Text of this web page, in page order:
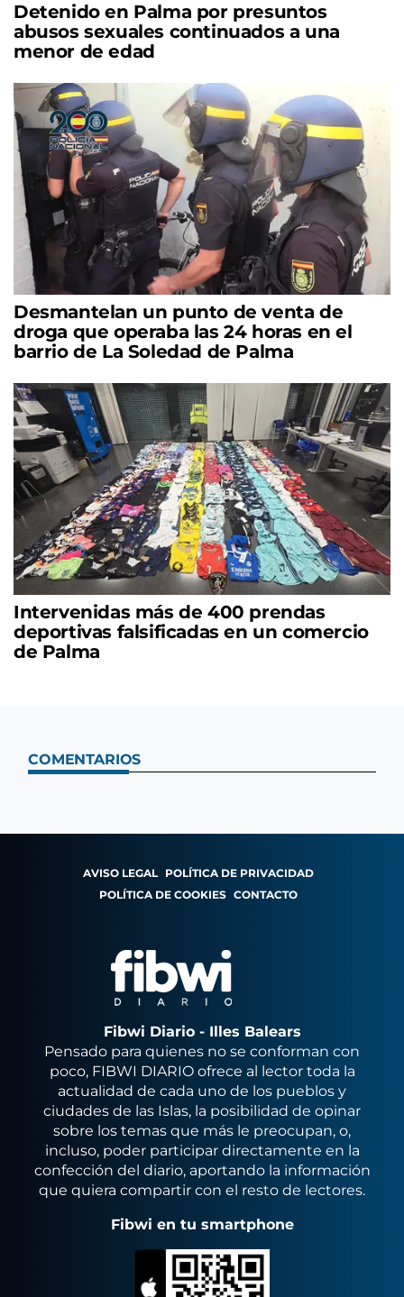
Detenido en Palma por presuntos
abusos sexuales continuados a una
menor de edad
Desmantelan un punto de venta de
droga que operaba las 24 horas en el
barrio de La Soledad de Palma
Intervenidas más de 400 prendas
deportivas falsificadas en un comercio
de Palma
COMENTARIOS
AVISO LEGAL POLÍTICA DE PRIVACIDAD
POLÍTICA DE COOKIES CONTACTO
Fibwi Diario - Illes Balears
Pensado para quienes no se conforman con
poco, FIBWI DIARIO ofrece al lector toda la
actualidad de cada uno de los pueblos y
ciudades de las Islas, la posibilidad de opinar
sobre los temas que más le preocupan, o,
incluso, poder participar directamente en la
confección del diario, aportando la información
que quiera compartir con el resto de lectores.
Fibwi en tu smartphone